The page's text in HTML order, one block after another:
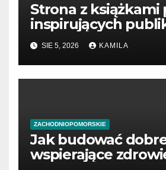
Strona z książkami
inspirujących
SIE 5, 2026 KAMILA
ZACHODNIOPOMORSKIE
Jak budować
wspierające